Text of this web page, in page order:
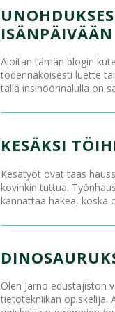
ISÄNPÄIVÄÄN
Aloitan tämän blogin
todennäköisesti luette
tällä insinöörinalulla on
KESÄKSI
Kesätyöt ovat taas
kovinkin tuttua.
kannattaa hakea, koska
Olen Jarno edustajiston
tietotekniikan opiskelija.